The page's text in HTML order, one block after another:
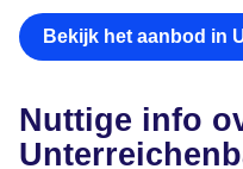
Bekijk het aanbod in
Nuttige info